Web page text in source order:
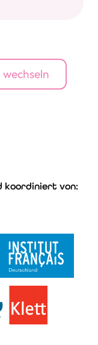
wechseln
koordiniert von: